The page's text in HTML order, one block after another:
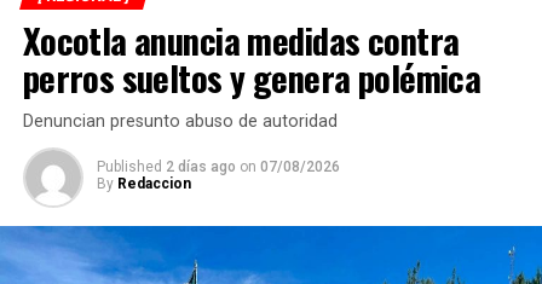
RELATED TOPICS:
DESPUÉS
Participan fortinenses en primero Foro Ciudadano
ANTES
Cosco cambia a semáforo naranja
Xocotla anuncia medidas contra
perros sueltos y genera polémica
Denuncian presunto abuso de autoridad
Published 2 días ago on 07/08/2026
By Redaccion